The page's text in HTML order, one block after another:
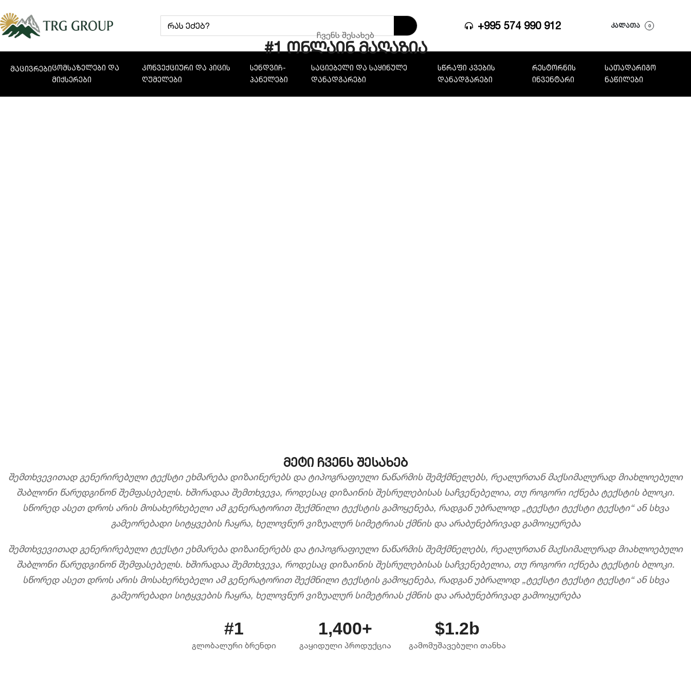
+995 574 990 912 ᲙᲐᲚᲐᲗᲐ 0
მაცივრებიცომსაზელები და
მიქსერები
კონვექციური და პიცის
ღუმელები
სენდვიჩ-
პანელები
საციებელი და საყინულე
დანადგარები
სწრაფი კვების
დანადგარები
რესტორნის
ინვენტარი
სათადარიგო
ნაწილები
ჩვენს შესახებ
#1 ონლაინ მაღაზია
მეტი ჩვენს შესახებ
შემთხვევითად გენერირებული ტექსტი ეხმარება დიზაინერებს და ტიპოგრაფიული ნაწარმის შემქმნელებს, რეალურთან მაქსიმალურად მიახლოებული
შაბლონი წარუდგინონ შემფასებელს. ხშირადაა შემთხვევა, როდესაც დიზაინის შესრულებისას საჩვენებელია, თუ როგორი იქნება ტექსტის ბლოკი.
სწორედ ასეთ დროს არის მოსახერხებელი ამ გენერატორით შექმნილი ტექსტის გამოყენება, რადგან უბრალოდ „ტექსტი ტექსტი ტექსტი“ ან სხვა
გამეორებადი სიტყვების ჩაყრა, ხელოვნურ ვიზუალურ სიმეტრიას ქმნის და არაბუნებრივად გამოიყურება
შემთხვევითად გენერირებული ტექსტი ეხმარება დიზაინერებს და ტიპოგრაფიული ნაწარმის შემქმნელებს, რეალურთან მაქსიმალურად მიახლოებული
შაბლონი წარუდგინონ შემფასებელს. ხშირადაა შემთხვევა, როდესაც დიზაინის შესრულებისას საჩვენებელია, თუ როგორი იქნება ტექსტის ბლოკი.
სწორედ ასეთ დროს არის მოსახერხებელი ამ გენერატორით შექმნილი ტექსტის გამოყენება, რადგან უბრალოდ „ტექსტი ტექსტი ტექსტი“ ან სხვა
გამეორებადი სიტყვების ჩაყრა, ხელოვნურ ვიზუალურ სიმეტრიას ქმნის და არაბუნებრივად გამოიყურება
#1
გლობალური ბრენდი
1,400+
გაყიდული პროდუქცია
$1.2b
გამომუშავებული თანხა